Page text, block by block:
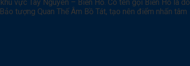
vực Tây Nguyên – Biển Hồ. Có tên gọi Biển Hồ là do
tượng Quan Thế Âm Bồ Tát, tạo nên điểm nhấn tâm